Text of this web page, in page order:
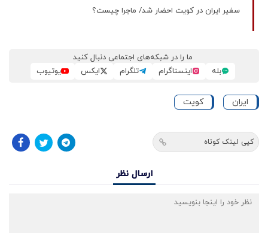
سفیر ایران در کویت احضار شد/ ماجرا چیست؟
ما را در شبکه‌های اجتماعی دنبال کنید
بله
اینستاگرام تلگرام ایکس یوتیوب
ایران کویت
کپی لینک کوتاه
ارسال نظر